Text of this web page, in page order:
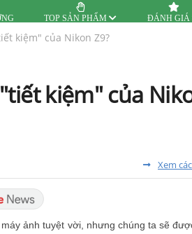
TOP SẢN PHẨM ĐÁNH GIÁ
kiệm" của Nikon Z9?
kiệm" của
Xem
ảnh tuyệt vời, nhưng chúng ta sẽ